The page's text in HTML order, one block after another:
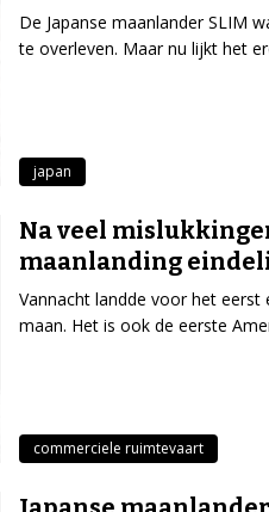
De Japanse maanlander SLIM
te overleven. Maar nu lijkt het
japan
Na veel
maanlanding
Vannacht landde voor het
maan. Het is ook de eerste
commerciele ruimtevaart